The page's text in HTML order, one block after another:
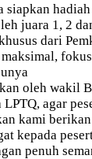
hadiah
juara 1, 2
dari
oleh wakil
agar
kami
kepada
penuh